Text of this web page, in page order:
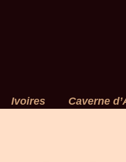
Ivoires Caverne